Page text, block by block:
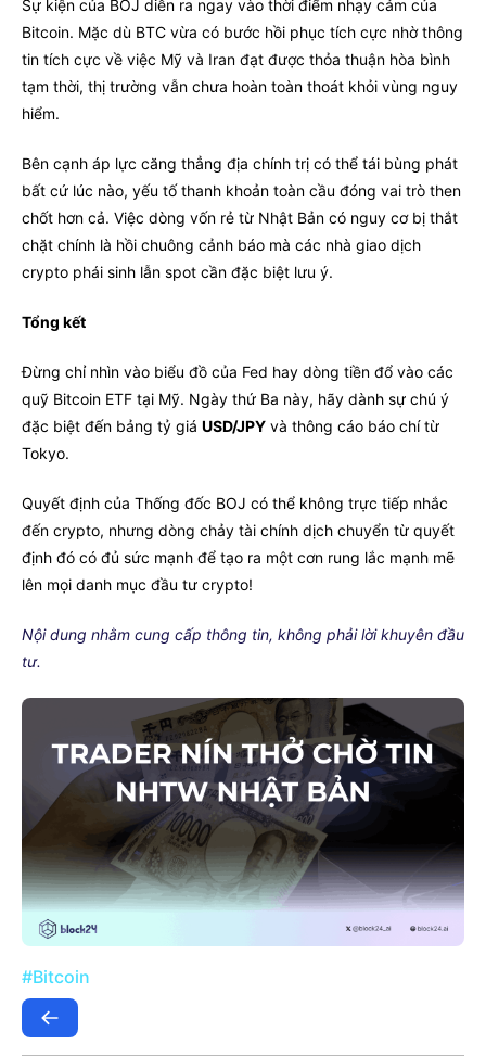
Sự kiện của BOJ diễn ra ngay vào thời điểm nhạy cảm của
Bitcoin. Mặc dù BTC vừa có bước hồi phục tích cực nhờ thông
tin tích cực về việc Mỹ và Iran đạt được thỏa thuận hòa bình
tạm thời, thị trường vẫn chưa hoàn toàn thoát khỏi vùng nguy
hiểm.
Bên cạnh áp lực căng thẳng địa chính trị có thể tái bùng phát
bất cứ lúc nào, yếu tố thanh khoản toàn cầu đóng vai trò then
chốt hơn cả. Việc dòng vốn rẻ từ Nhật Bản có nguy cơ bị thắt
chặt chính là hồi chuông cảnh báo mà các nhà giao dịch
crypto phái sinh lẫn spot cần đặc biệt lưu ý.
Tổng kết
Đừng chỉ nhìn vào biểu đồ của Fed hay dòng tiền đổ vào các
quỹ Bitcoin ETF tại Mỹ. Ngày thứ Ba này, hãy dành sự chú ý
đặc biệt đến bảng tỷ giá USD/JPY và thông cáo báo chí từ
Tokyo.
Quyết định của Thống đốc BOJ có thể không trực tiếp nhắc
đến crypto, nhưng dòng chảy tài chính dịch chuyển từ quyết
định đó có đủ sức mạnh để tạo ra một cơn rung lắc mạnh mẽ
lên mọi danh mục đầu tư crypto!
Nội dung nhằm cung cấp thông tin, không phải lời khuyên đầu
tư.
#Bitcoin